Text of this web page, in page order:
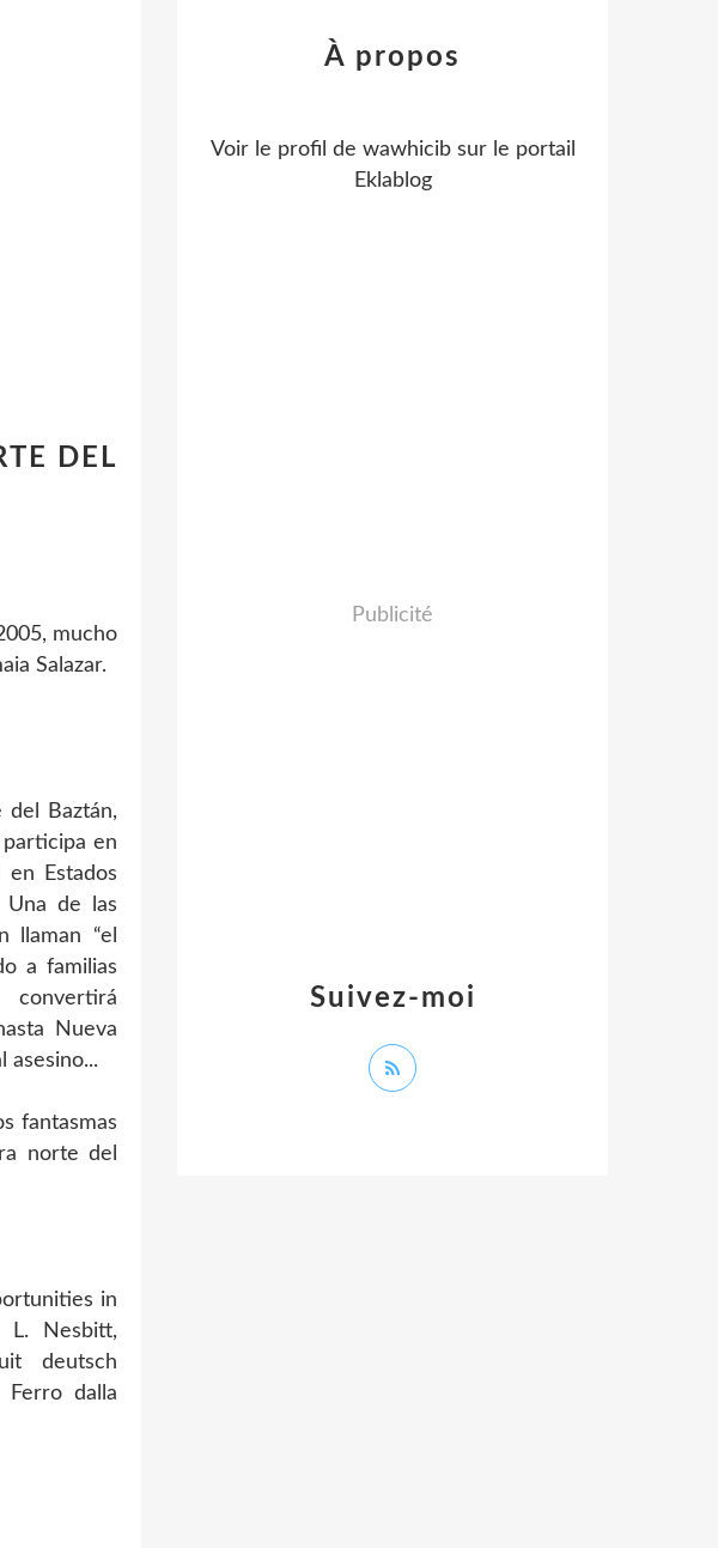
DEL
mucho
Salazar.
del Baztán,
en
Estados
Una de las
llaman “el
a familias
Nueva
asesino...
fantasmas
norte del
in
L. Nesbitt,
deutsch
Ferro dalla
Suivez-moi
À propos
Voir le profil de wawhicibsur le portail
Eklablog
Publicité